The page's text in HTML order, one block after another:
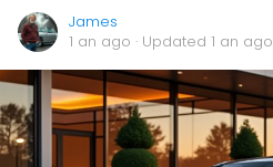
James
1 an ago · Updated 1 an ago